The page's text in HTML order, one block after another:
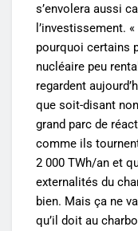
s’envolera aussi
l’investissement.
pourquoi certains
nucléaire peu
regardent
que soit-disant
grand parc de
comme ils
2 000 TWh/an et
externalités du
bien. Mais ça ne
qu’il doit au